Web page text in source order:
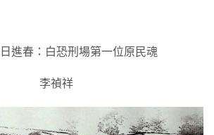
進春：白恐刑場第一位原民魂
李禎祥